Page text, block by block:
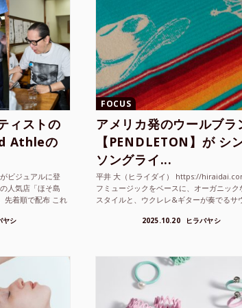
ィストの
Athleの
ビジュアルに登
人気店「ほそ島
先着順で配布 これ
ヤシ
FOCUS
アメリカ発のウールブラ
【PENDLETON】が シ
ソングライ...
平井 大（ヒライダイ） https://
フミュージックをベースに、オーガニック
スタイルと、ウクレレ&ギターが奏でるサ
2025.10.20 ヒラバヤシ